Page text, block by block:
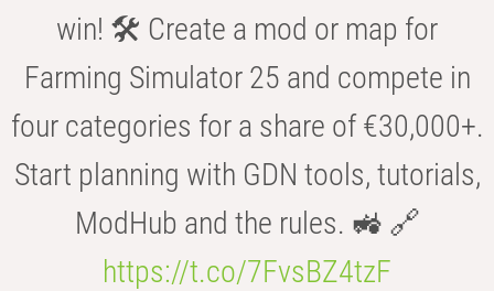
win! 🛠️ Create a mod or map for
Farming Simulator 25 and compete in
four categories for a share of €30,000+.
Start planning with GDN tools, tutorials,
ModHub and the rules. 🚜 🔗
https://t.co/7FvsBZ4tzF